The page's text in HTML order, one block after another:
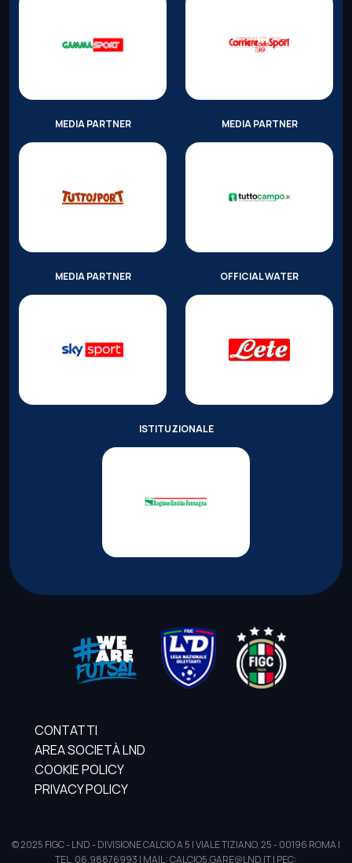
MEDIA PARTNER MEDIA PARTNER
MEDIA PARTNER OFFICIAL WATER
ISTITUZIONALE
CONTATTI
AREA SOCIETÀ LND
COOKIE POLICY
PRIVACY POLICY
© 2025 FIGC - LND - DIVISIONE CALCIO A 5 | VIALE TIZIANO, 25 - 00196 ROMA |
TEL. 06.98876993 | MAIL: CALCIO5.GARE@LND.IT | PEC: